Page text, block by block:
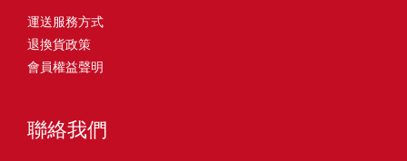
和獨立能力。 幼犬訓練常見問題Q1: 幾個月大的幼犬最適合開始訓
練？A: 訓練可從幼犬到家首日開始（約8-10週大）。3-16週是社會
化黃金期，每次訓練控制在5-10分鐘內。Q2: 幼犬如廁訓練需要多
供專屬啃咬玩具作替代品，發現不當啃咬時堅定說「不」，並引導
熱，水分流失快，腸道可能變得敏感，導致糞便變軟或拉稀。如果
換季時沒有適當調整環境，貓咪的腸胃就可能跟著「鬧脾氣」。冬
天注意保暖，提供暖墊、厚毯，避免冷風直吹。夏天補充水分，可
像是開冷氣又突然關掉，容易讓貓咪腸胃受影響。重點提醒：換季
時，記得關心貓咪的腸胃狀況，適當調整環境，幫助毛孩適應！ 貓
鬆改善看到滿屋子的貓毛是不是很抓狂？別擔心！其實只要透過一
些簡單的日常照護方式，就能有效減少貓咪掉毛情況。從梳毛、洗
澡到增加互動和營養調整，這些小撇步不僅能幫助貓咪維持健康的
吧！ 預防貓掉毛方法1：勤勞梳毛養貓必備神器就是各種梳子啦！
勤勞梳毛是最直接有效的掉毛控制方法。定期梳理可以幫貓咪清除
喜歡免費的紙箱。建議一開始可以購買單價較低的入門款，觀察一
下貓咪的使用狀況，再考慮購買「豪宅」！ 項目費用用品貓碗
$300貓窩$500貓跳台$1,500貓砂盆$500貓抓板$300外出籠$1,000
2：貓窩貓咪是非常需要安全感的動物，可以準備一個專屬他的「寶
運送服務方式
退換貨政策
會員權益聲明
聯絡我們